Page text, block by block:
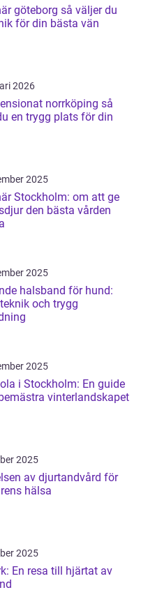
så väljer du
för din bästa vän
2026
norrköping så
en trygg plats för din
2025
Stockholm: om att ge
den bästa vården
2025
halsband för hund:
och trygg
2025
i Stockholm: En guide
vinterlandskapet
2025
av djurtandvård för
hälsa
2025
En resa till hjärtat av